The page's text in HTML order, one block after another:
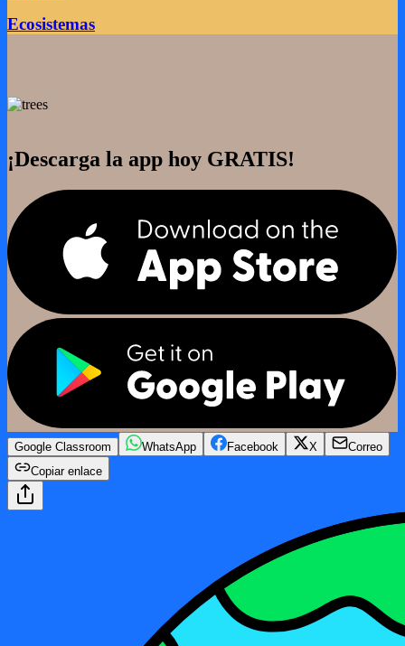
Ecosistemas
¡Descarga la app hoy GRATIS!
Google Classroom WhatsApp Facebook X
Correo
Copiar enlace